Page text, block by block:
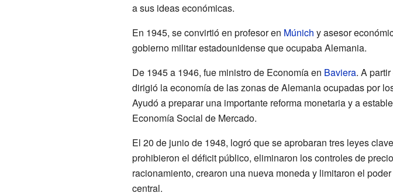
a sus ideas económicas.
En 1945, se convirtió en profesor en Múnich y asesor
gobierno militar estadounidense que ocupaba Alemania.
De 1945 a 1946, fue ministro de Economía en Baviera. A
dirigió la economía de las zonas de Alemania ocupadas por
Ayudó a preparar una importante reforma monetaria y a
Economía Social de Mercado.
El 20 de junio de 1948, logró que se aprobaran tres leyes
prohibieron el déficit público, eliminaron los controles de
racionamiento, crearon una nueva moneda y limitaron el
central.